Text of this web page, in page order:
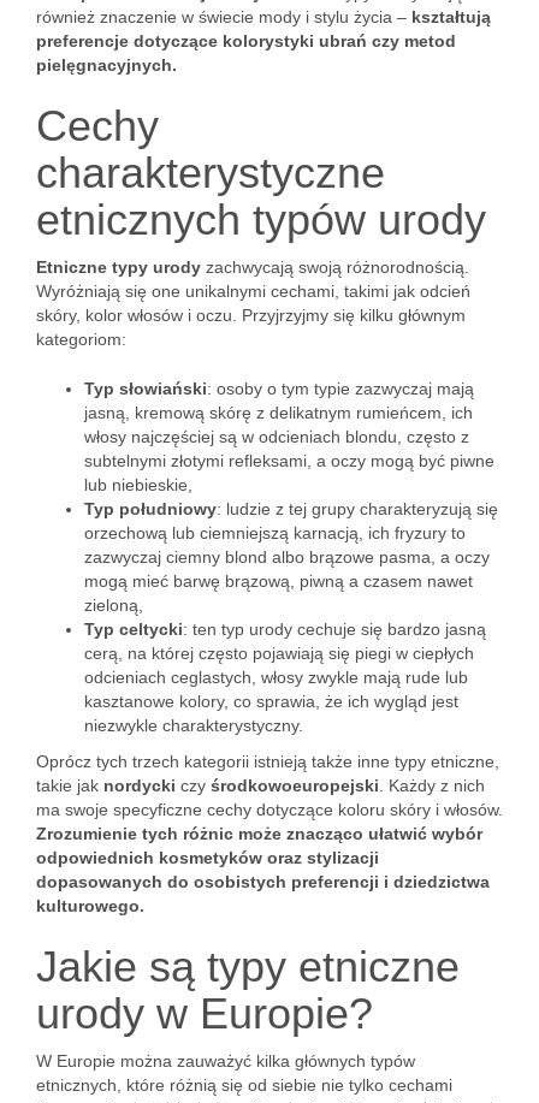
również znaczenie w świecie mody i stylu życia – kształtują
preferencje dotyczące kolorystyki ubrań czy metod
pielęgnacyjnych.
Cechy
charakterystyczne
etnicznych typów urody
Etniczne typy urody zachwycają swoją różnorodnością.
Wyróżniają się one unikalnymi cechami, takimi jak odcień
skóry, kolor włosów i oczu. Przyjrzyjmy się kilku głównym
kategoriom:
Typ słowiański: osoby o tym typie zazwyczaj mają
jasną, kremową skórę z delikatnym rumieńcem, ich
włosy najczęściej są w odcieniach blondu, często z
subtelnymi złotymi refleksami, a oczy mogą być piwne
lub niebieskie,
Typ południowy: ludzie z tej grupy charakteryzują się
orzechową lub ciemniejszą karnacją, ich fryzury to
zazwyczaj ciemny blond albo brązowe pasma, a oczy
mogą mieć barwę brązową, piwną a czasem nawet
zieloną,
Typ celtycki: ten typ urody cechuje się bardzo jasną
cerą, na której często pojawiają się piegi w ciepłych
odcieniach ceglastych, włosy zwykle mają rude lub
kasztanowe kolory, co sprawia, że ich wygląd jest
niezwykle charakterystyczny.
Oprócz tych trzech kategorii istnieją także inne typy etniczne,
takie jak nordycki czy środkowoeuropejski . Każdy z nich
ma swoje specyficzne cechy dotyczące koloru skóry i włosów.
Zrozumienie tych różnic może znacząco ułatwić wybór
odpowiednich kosmetyków oraz stylizacji
dopasowanych do osobistych preferencji i dziedzictwa
kulturowego.
Jakie są typy etniczne
urody w Europie?
W Europie można zauważyć kilka głównych typów
etnicznych, które różnią się od siebie nie tylko cechami